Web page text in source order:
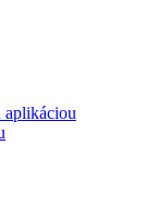
aplikáciou